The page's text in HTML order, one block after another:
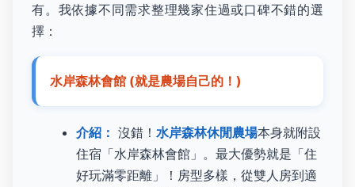
有。我依據不同需求整理幾家住過或口碑不錯的選
擇：
水岸森林會館 (就是農場自己的！)
介紹： 沒錯！ 水岸森林休閒農場本身就附設
住宿「水岸森林會館」。最大優勢就是「住
好玩滿零距離」！房型多樣，從雙人房到適